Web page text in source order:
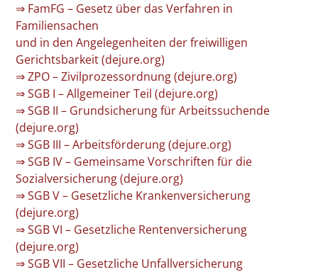
⇒ FamFG – Gesetz über das Verfahren in
Familiensachen
und in den Angelegenheiten der freiwilligen
Gerichtsbarkeit (dejure.org)
⇒ ZPO – Zivilprozessordnung (dejure.org)
⇒ SGB I – Allgemeiner Teil (dejure.org)
⇒ SGB II – Grundsicherung für Arbeitssuchende
(dejure.org)
⇒ SGB III – Arbeitsförderung (dejure.org)
⇒ SGB IV – Gemeinsame Vorschriften für die
Sozialversicherung (dejure.org)
⇒ SGB V – Gesetzliche Krankenversicherung
(dejure.org)
⇒ SGB VI – Gesetzliche Rentenversicherung
(dejure.org)
⇒ SGB VII – Gesetzliche Unfallversicherung